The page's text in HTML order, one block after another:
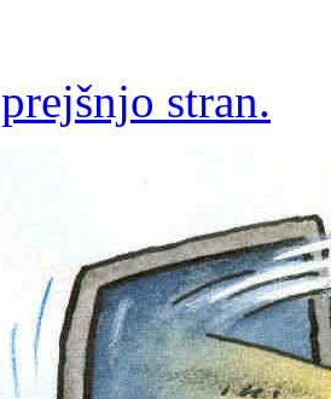
prejšnjo stran.